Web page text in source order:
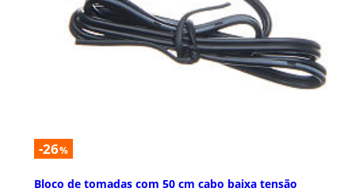
-26%
Bloco de tomadas com 50 cm cabo baixa tensão